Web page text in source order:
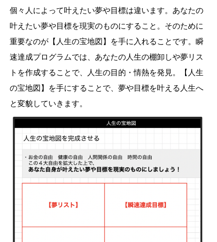
個々人によって叶えたい夢や目標は違います。あなたの
叶えたい夢や目標を現実のものにすること。そのために
重要なのが【人生の宝地図】を手に入れることです。瞬
速達成プログラムでは、あなたの人生の棚卸しや夢リス
トを作成することで、人生の目的・情熱を発見。【人生
の宝地図】を手にすることで、夢や目標を叶える人生へ
と変貌していきます。